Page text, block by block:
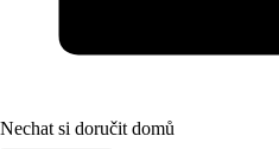
Nechat si doručit domů